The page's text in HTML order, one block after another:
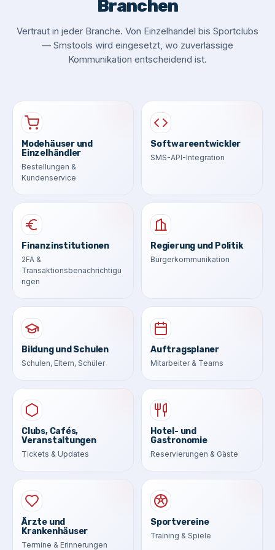
Branchen
Vertraut in jeder Branche. Von Einzelhandel bis Sportclubs
— Smstools wird eingesetzt, wo zuverlässige
Kommunikation entscheidend ist.
Modehäuser und
Einzelhändler
Bestellungen &
Kundenservice
Softwareentwickler
SMS-API-Integration
Finanzinstitutionen
2FA &
Transaktionsbenachrichtigu
ngen
Regierung und Politik
Bürgerkommunikation
Bildung und Schulen
Schulen, Eltern, Schüler
Auftragsplaner
Mitarbeiter & Teams
Clubs, Cafés,
Veranstaltungen
Tickets & Updates
Hotel- und
Gastronomie
Reservierungen & Gäste
Ärzte und
Krankenhäuser
Termine & Erinnerungen
Sportvereine
Training & Spiele